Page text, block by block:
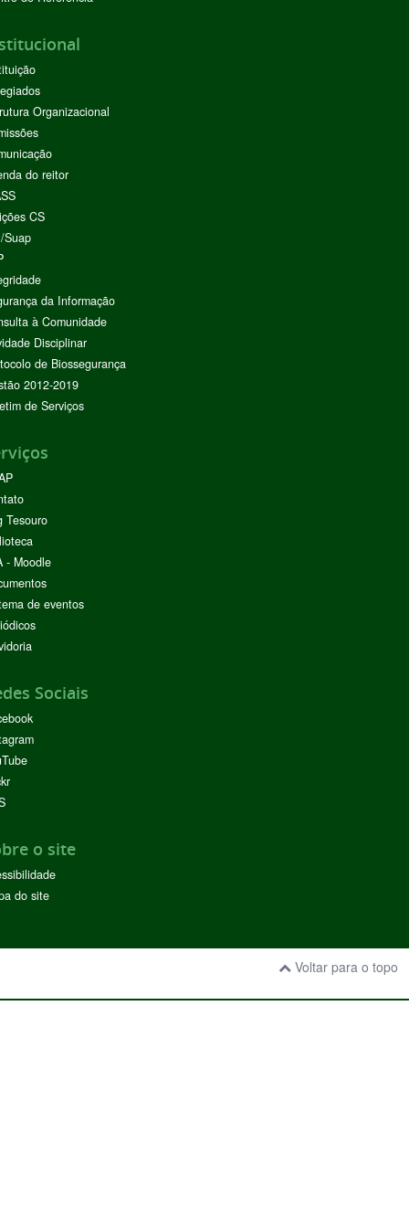
Organizacional
do reitor
CS
Suap
da Informação
à Comunidade
Disciplinar
de Biossegurança
2012-2019
de Serviços
Tesouro
- Moodle
de eventos
Sociais
o site
do site
Voltar para o topo